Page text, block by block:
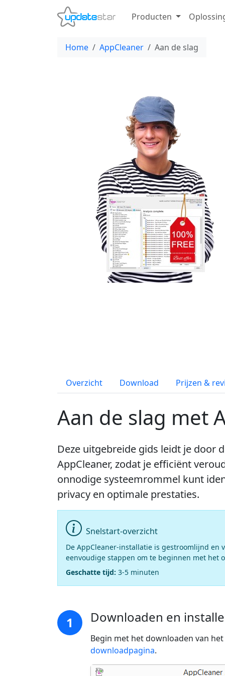
Producten
Home AppCleaner Aan de slag
Overzicht Download Prijzen &
Aan de slag met
Deze uitgebreide gids leidt je door
AppCleaner, zodat je efficiënt
onnodige systeemrommel kunt
privacy en optimale prestaties.
Snelstart-overzicht
De AppCleaner-installatie is gestroomlijnd en
eenvoudige stappen om te beginnen met het
Geschatte tijd: 3-5 minuten
1 Downloaden en
Begin met het downloaden van
downloadpagina.